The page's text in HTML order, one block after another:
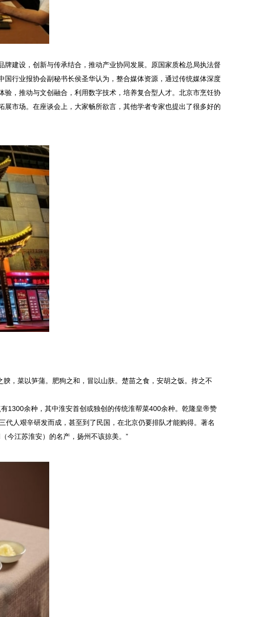
建设，创新与传承结合，推动产业协同发展。原国家质检总局执法督
行业报协会副秘书长侯圣华认为，整合媒体资源，通过传统媒体深度
，推动与文创融合，利用数字技术，培养复合型人才。北京市烹饪协
市场。在座谈会上，大家畅所欲言，其他学者专家也提出了很多好的
，菜以笋蒲。肥狗之和，冒以山肤。楚苗之食，安胡之饭。抟之不
余种，其中淮安首创或独创的传统淮帮菜400余种。乾隆皇帝赞
代人艰辛研发而成，甚至到了民国，在北京仍要排队才能购得。著名
今江苏淮安）的名产，扬州不该掠美。”